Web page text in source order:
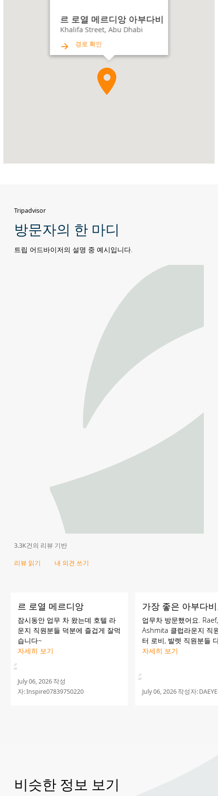
르 로열 메르디앙 아부다비
Khalifa Street, Abu Dhabi
경로 확인
Tripadvisor
방문자의 한 마디
트립 어드바이저의 설명 중 예시입니다.
3.3K건의 리뷰 기반
리뷰 읽기 내 의견 쓰기
르 로열 메르디앙
잠시동안 업무 차 왔는데 호텔 라
운지 직원분들 덕분에 즐겁게 잘먹
습니다~
자세히 보기
July 06, 2026작성
자:Inspire07839750220
가장 좋은 아부다
업무차 방문했어요.
Ashmita 클럽라운지 직
터 로비, 발렛 직원분들
고 정말 편하게 있었습
도 정말 감사합니다. 다
자세히 보기
July 06, 2026작성자:
비슷한 정보 보기